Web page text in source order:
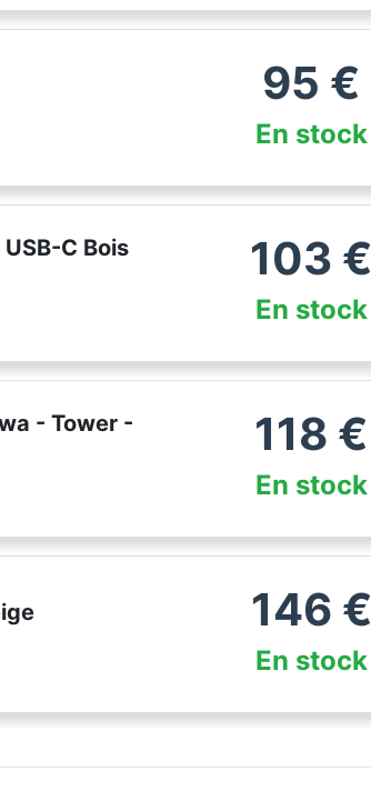
95 €
En stock
C Bois
103 €
En stock
- Tower -
118 €
En stock
146 €
En stock